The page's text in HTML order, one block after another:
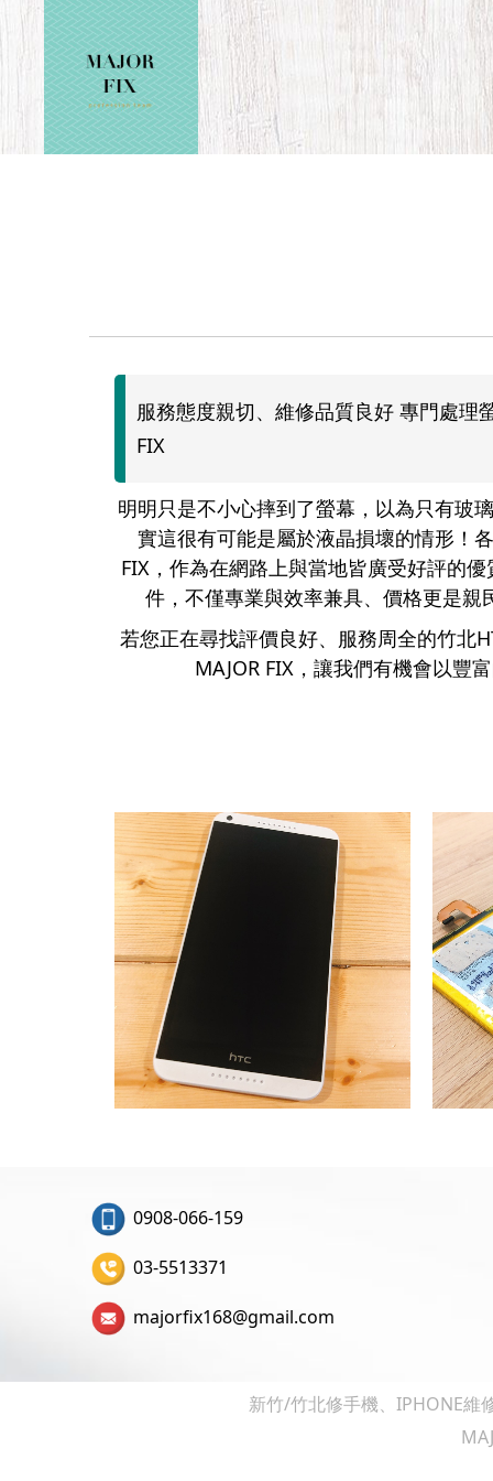
服務態度親切、維修品質良好 專門處理
FIX
明明只是不小心摔到了螢幕，以為只有玻
實這很有可能是屬於液晶損壞的情形！
FIX，作為在網路上與當地皆廣受好評的
件，不僅專業與效率兼具、價格更是親
若您正在尋找評價良好、服務周全的竹北
MAJOR FIX，讓我們有機會以豐
0908-066-159
03-5513371
majorfix168@gmail.com
新竹/竹北修手機、IPHONE維